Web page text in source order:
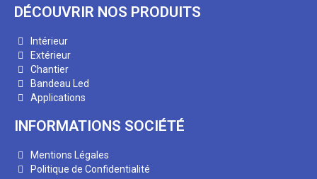
DÉCOUVRIR NOS PRODUITS
Intérieur
Extérieur
Chantier
Bandeau Led
Applications
INFORMATIONS SOCIÉTÉ
Mentions Légales
Politique de Confidentialité